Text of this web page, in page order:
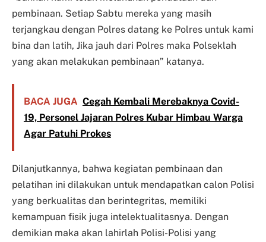
pembinaan. Setiap Sabtu mereka yang masih
terjangkau dengan Polres datang ke Polres untuk kami
bina dan latih, Jika jauh dari Polres maka Polseklah
yang akan melakukan pembinaan” katanya.
BACA JUGA Cegah Kembali Merebaknya Covid-
19, Personel Jajaran Polres Kubar Himbau Warga
Agar Patuhi Prokes
Dilanjutkannya, bahwa kegiatan pembinaan dan
pelatihan ini dilakukan untuk mendapatkan calon Polisi
yang berkualitas dan berintegritas, memiliki
kemampuan fisik juga intelektualitasnya. Dengan
demikian maka akan lahirlah Polisi-Polisi yang